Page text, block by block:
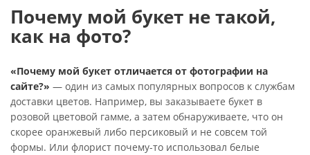
Почему мой букет не такой,
как на фото?
«Почему мой букет отличается от фотографии на
сайте?» — один из самых популярных вопросов к службам
доставки цветов. Например, вы заказываете букет в
розовой цветовой гамме, а затем обнаруживаете, что он
скорее оранжевый либо персиковый и не совсем той
формы. Или флорист почему-то использовал белые